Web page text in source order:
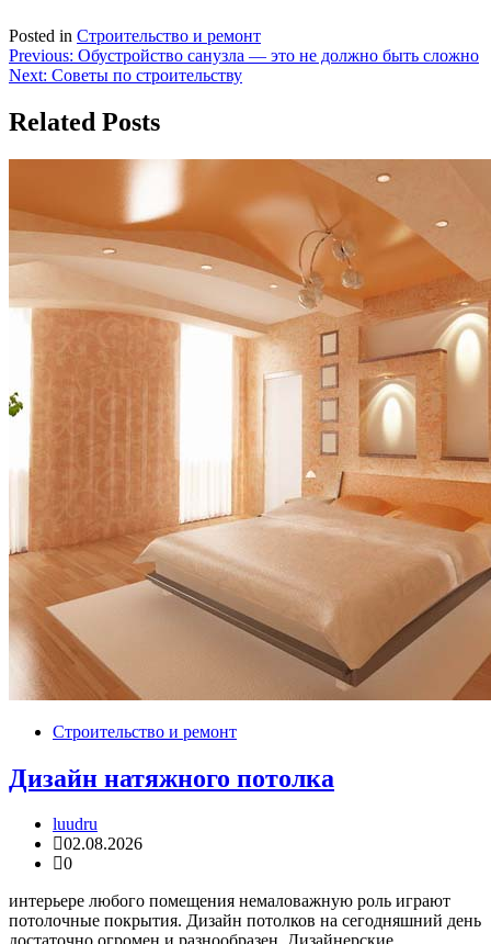
Posted in Строительство и ремонт
Навигация
по
записям
Previous: Обустройство санузла — это не должно быть сложно
Next: Советы по строительству
Related Posts
Строительство и ремонт
Дизайн натяжного потолка
luudru
02.08.2026
0
интерьере любого помещения немаловажную роль играют
потолочные покрытия. Дизайн потолков на сегодняшний день